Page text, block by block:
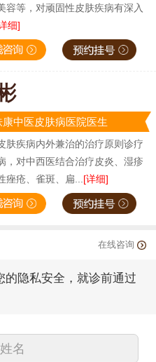
容等，对顽固性皮肤疾病有深入
细]
康中医皮肤病医院医生
肤疾病内外兼治的治疗原则诊疗
，对中西医结合治疗皮炎、湿疹
痤疮、雀斑、扁...[详细]
在线咨询
隐私安全，就诊前通过